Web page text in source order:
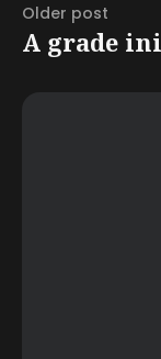
Older post
A grade